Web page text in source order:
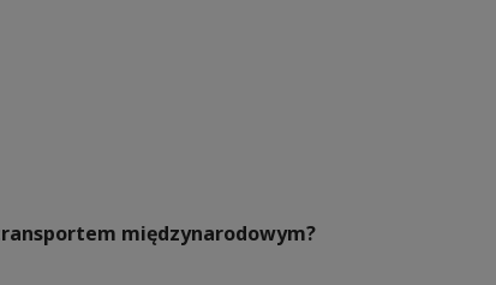
międzynarodowym?